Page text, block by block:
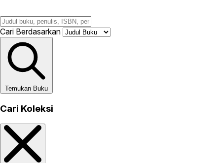
Cari Berdasarkan
Temukan Buku
Cari Koleksi